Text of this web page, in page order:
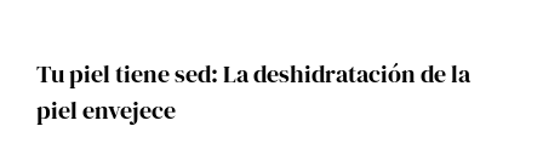
Tu piel tiene sed: La deshidratación de la
piel envejece